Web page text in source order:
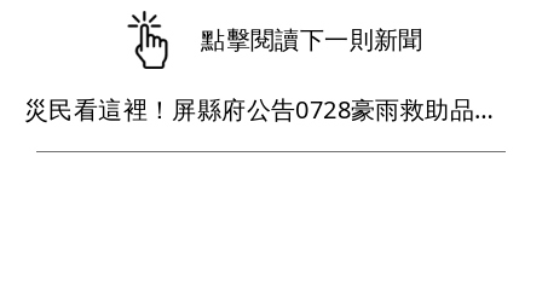
點擊閱讀下一則新聞
災民看這裡！屏縣府公告0728豪雨救助品項 請民眾通報公所彙整